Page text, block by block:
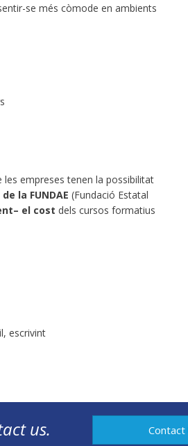
se més còmode en ambients
les empreses tenen la possibilitat
la FUNDAE (Fundació Estatal
el cost dels cursos formatius
escrivint
us. Contact